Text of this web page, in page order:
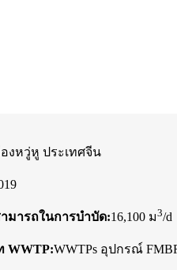
องหวู่หู ประเทศจีน
มารถในการบำบัด:16,100 ม3/d
WWTP:WWTPs อุปกรณ์